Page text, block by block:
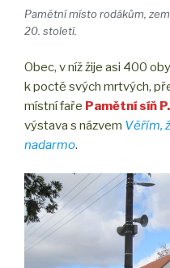
Pamětní místo rodákům,
20. století.
Obec, v níž žije asi 400
k poctě svých mrtvých,
místní faře Pamětní síň
výstava s názvem Věřím,
nadarmo.